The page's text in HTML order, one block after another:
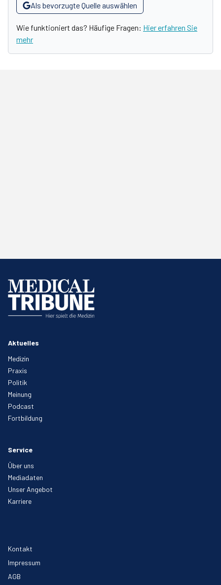
Als bevorzugte Quelle auswählen
Wie funktioniert das? Häufige Fragen: Hier erfahren Sie
mehr
Aktuelles
Medizin
Praxis
Politik
Meinung
Podcast
Fortbildung
Service
Über uns
Mediadaten
Unser Angebot
Karriere
Kontakt
Impressum
AGB